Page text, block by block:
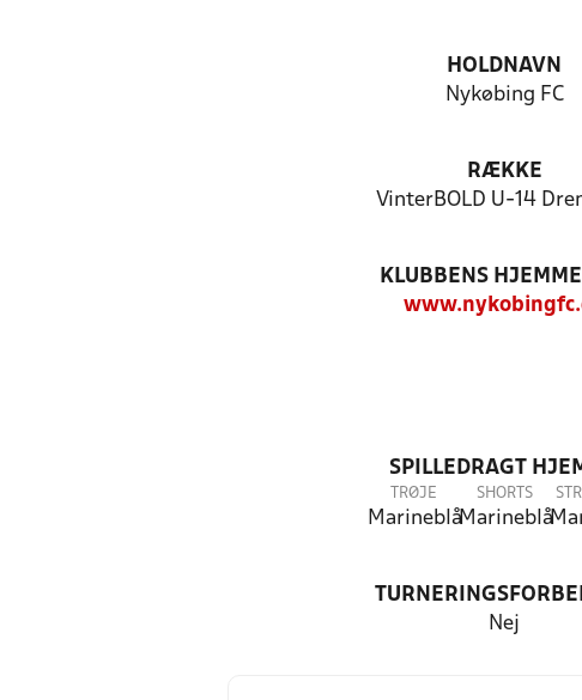
HOLDNAVN
Nykøbing FC
RÆKKE
VinterBOLD U-14
KLUBBENS
SPILLEDRAGT
TRØJE
Marineblå
SHORTS
Marineblå
Nej